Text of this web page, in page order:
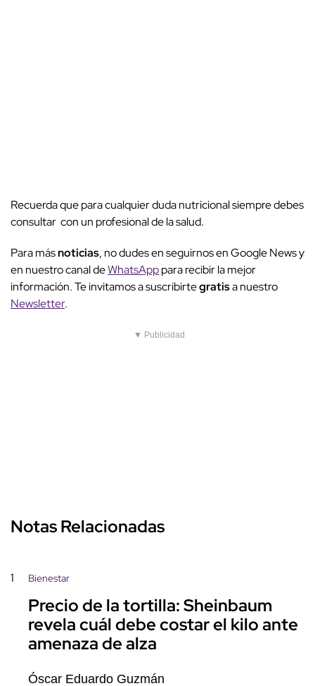
Recuerda que para cualquier duda nutricional siempre debes
consultar con un profesional de la salud.
Para másnoticias, no dudes en seguirnos en Google News y
en nuestro canal deWhatsApppara recibir la mejor
información. Te invitamos a suscribirtegratisa nuestro
Newsletter.
▼ Publicidad
Notas Relacionadas
1 Bienestar
Precio de la tortilla: Sheinbaum
revela cuál debe costar el kilo ante
amenaza de alza
Óscar Eduardo Guzmán